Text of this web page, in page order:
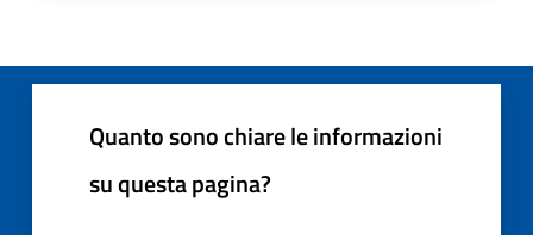
Quanto sono chiare le informazioni
su questa pagina?